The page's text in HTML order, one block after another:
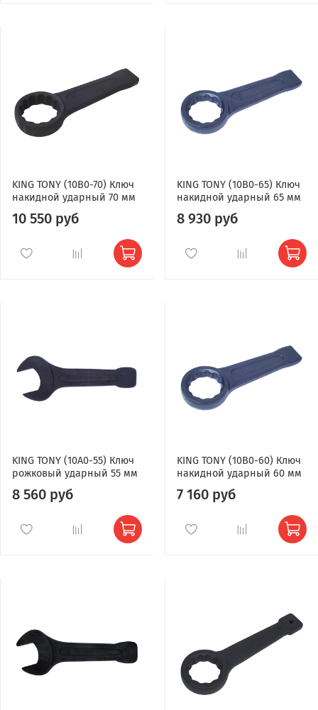
KING TONY (10B0-70) Ключ
накидной ударный 70 мм
10 550 руб
KING TONY (10B0-65) Ключ
накидной ударный 65 мм
8 930 руб
KING TONY (10A0-55) Ключ
рожковый ударный 55 мм
8 560 руб
KING TONY (10B0-60) Ключ
накидной ударный 60 мм
7 160 руб